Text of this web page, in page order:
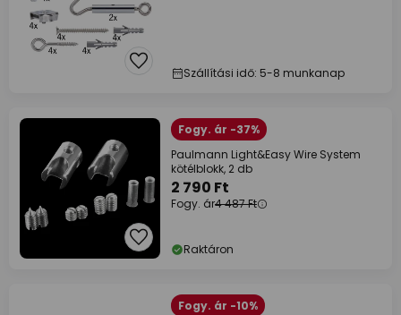
Szállítási idő: 5-8 munkanap
Fogy. ár -37%
Paulmann Light&Easy Wire System
kötélblokk, 2 db
2 790 Ft
Fogy. ár4 487 Ft
Raktáron
Fogy. ár -10%